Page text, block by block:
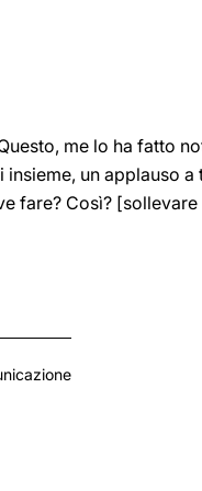
me lo ha fatto
un applauso
fare? Così?